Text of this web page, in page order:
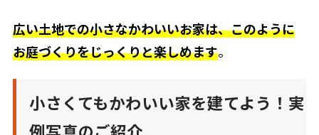
広い土地での小さなかわいいお家は、このように
お庭づくりをじっくりと楽しめます。
小さくてもかわいい家を建てよう！実